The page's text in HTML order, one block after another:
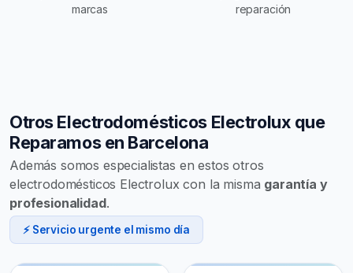
marcas
reparación
Otros Electrodomésticos Electrolux que
Reparamos en Barcelona
Además somos especialistas en estos otros
electrodomésticos Electrolux con la misma garantía y
profesionalidad.
⚡ Servicio urgente el mismo día